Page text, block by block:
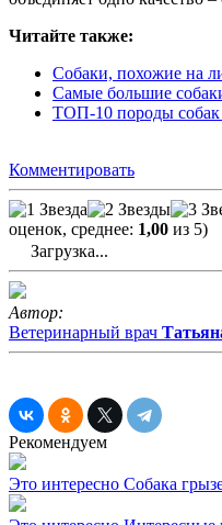
Читайте также:
Собаки, похожие на
Самые большие
ТОП-10 породы собак
Комментировать
оценок, среднее: 1,00 из 5)
Загрузка...
Автор:
Ветеринарный врач
Рекомендуем
Это интересно Собака